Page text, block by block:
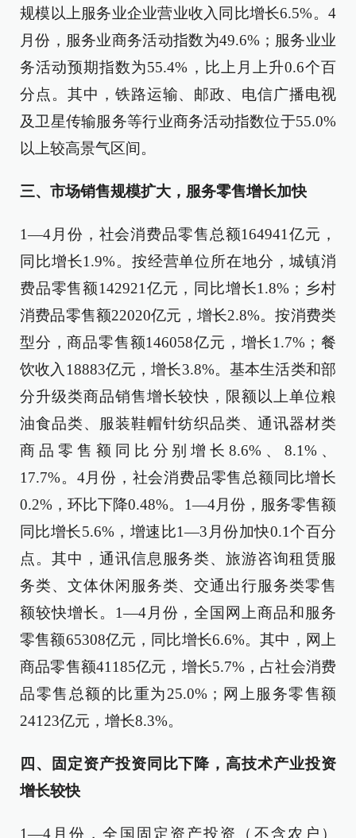
规模以上服务业企业营业收入同比增长6.5%。4
月份，服务业商务活动指数为49.6%；服务业业
务活动预期指数为55.4%，比上月上升0.6个百
分点。其中，铁路运输、邮政、电信广播电视
及卫星传输服务等行业商务活动指数位于55.0%
以上较高景气区间。
三、市场销售规模扩大，服务零售增长加快
1—4月份，社会消费品零售总额164941亿元，
同比增长1.9%。按经营单位所在地分，城镇消
费品零售额142921亿元，同比增长1.8%；乡村
消费品零售额22020亿元，增长2.8%。按消费类
型分，商品零售额146058亿元，增长1.7%；餐
饮收入18883亿元，增长3.8%。基本生活类和部
分升级类商品销售增长较快，限额以上单位粮
油食品类、服装鞋帽针纺织品类、通讯器材类
商品零售额同比分别增长8.6%、8.1%、
17.7%。4月份，社会消费品零售总额同比增长
0.2%，环比下降0.48%。1—4月份，服务零售额
同比增长5.6%，增速比1—3月份加快0.1个百分
点。其中，通讯信息服务类、旅游咨询租赁服
务类、文体休闲服务类、交通出行服务类零售
额较快增长。1—4月份，全国网上商品和服务
零售额65308亿元，同比增长6.6%。其中，网上
商品零售额41185亿元，增长5.7%，占社会消费
品零售总额的比重为25.0%；网上服务零售额
24123亿元，增长8.3%。
四、固定资产投资同比下降，高技术产业投资
增长较快
1—4月份，全国固定资产投资（不含农户）